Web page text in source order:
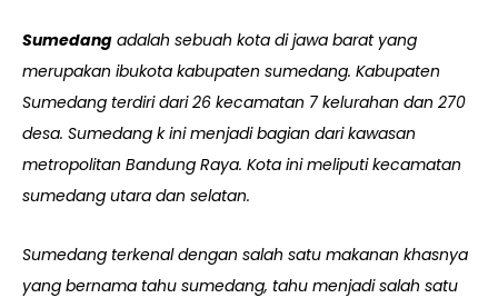
Sumedang adalah sebuah kota di jawa barat yang
merupakan ibukota kabupaten sumedang. Kabupaten
Sumedang terdiri dari 26 kecamatan 7 kelurahan dan 270
desa. Sumedang k ini menjadi bagian dari kawasan
metropolitan Bandung Raya. Kota ini meliputi kecamatan
sumedang utara dan selatan.
Sumedang terkenal dengan salah satu makanan khasnya
yang bernama tahu sumedang, tahu menjadi salah satu